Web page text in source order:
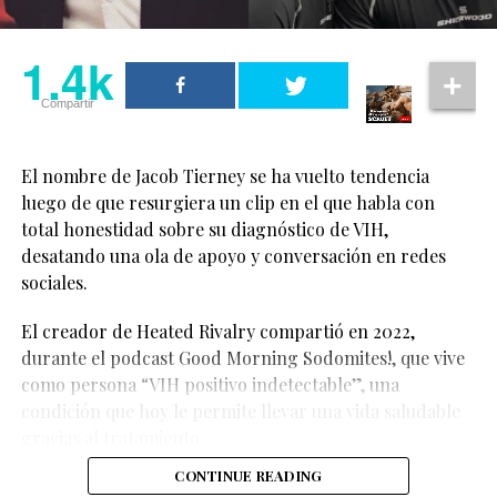
1.4kheterosexuales siendo
dos personas queer, y
aun así contar una
cercanía”, comentó.
“Hay algo realmente
especial en eso”, añadió
la actriz.
Las declaraciones de Cynthia Erivo han sido celebradas
dentro de grandes producciones comerciales.
El tema no llega solo: “RUNWAY” forma parte del
soundtrack de
The Devil Wears Prada 2, y suena durante
antes de salir a la pasarela. El video captura justo esa
1.4k
Compartir
El nombre de Jacob Tierney se ha vuelto tendencia
luego de que resurgiera un clip en el que habla con
total honestidad sobre su diagnóstico de VIH,
desatando una ola de apoyo y conversación en redes
sociales.
El creador de Heated Rivalry compartió en 2022,
durante el podcast Good Morning Sodomites!, que vive
como persona “VIH positivo indetectable”, una
CONTINUE READING